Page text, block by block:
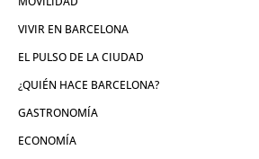
VIVIR EN BARCELONA
EL PULSO DE LA CIUDAD
¿QUIÉN HACE BARCELONA?
GASTRONOMÍA
ECONOMÍA